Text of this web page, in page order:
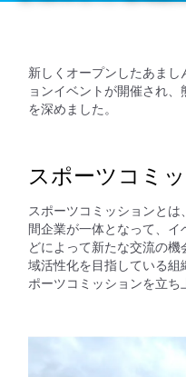
新しくオープンしたあま
ョンイベントが開催され
を深めました。
スポーツコミ
スポーツコミッションと
間企業が一体となって、
どによって新たな交流の
域活性化を目指している組
ポーツコミッションを立ち